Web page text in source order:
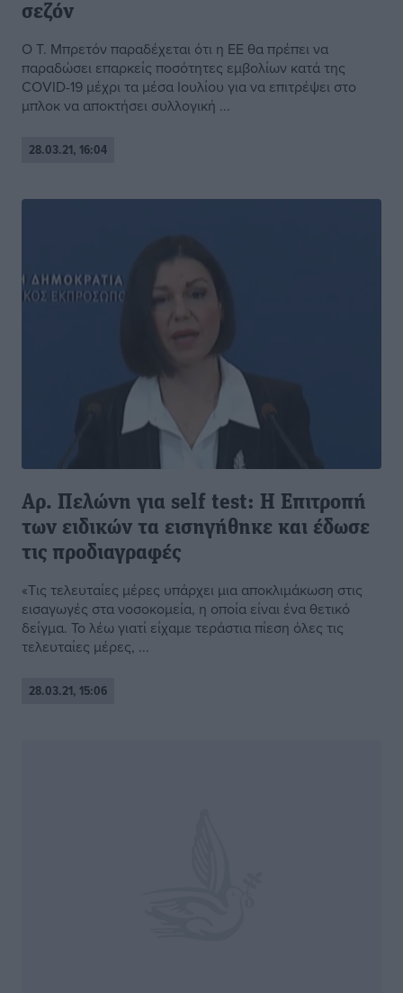
σεζόν
O Τ. Μπρετόν παραδέχεται ότι η ΕΕ θα πρέπει να
παραδώσει επαρκείς ποσότητες εμβολίων κατά της
COVID-19 μέχρι τα μέσα Ιουλίου για να επιτρέψει στο
μπλοκ να αποκτήσει συλλογική ...
28.03.21, 16:04
Aρ. Πελώνη για self test: Η Επιτροπή
των ειδικών τα εισηγήθηκε και έδωσε
τις προδιαγραφές
«Tις τελευταίες μέρες υπάρχει μια αποκλιμάκωση στις
εισαγωγές στα νοσοκομεία, η οποία είναι ένα θετικό
δείγμα. Το λέω γιατί είχαμε τεράστια πίεση όλες τις
τελευταίες μέρες, ...
28.03.21, 15:06